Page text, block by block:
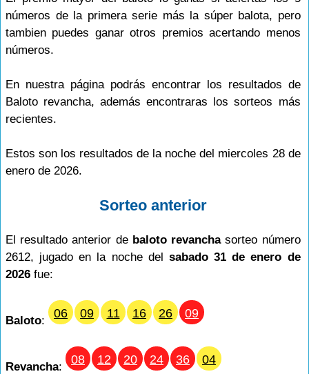
números de la primera serie más la súper balota, pero
tambien puedes ganar otros premios acertando menos
números.
En nuestra página podrás encontrar los resultados de
Baloto revancha, además encontraras los sorteos más
recientes.
Estos son los resultados de la noche del miercoles 28 de
enero de 2026.
Sorteo anterior
El resultado anterior de baloto revanchasorteo número
2612, jugado en la noche del sabado 31 de enero de
2026 fue:
Baloto:
06 09 11 16 26 09
Revancha:
08 12 20 24 36 04